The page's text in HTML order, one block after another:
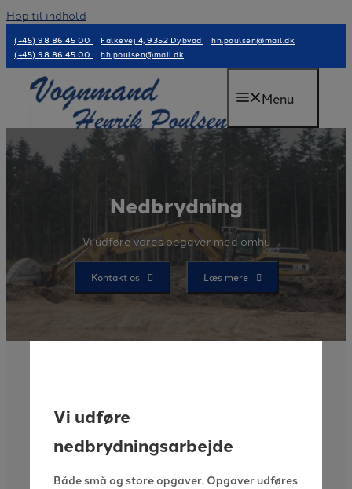
Hop til indhold
(+45) 98 86 45 00 Falkevej 4, 9352 Dybvad
hh.poulsen@mail.dk
(+45) 98 86 45 00
hh.poulsen@mail.dk
Menu
Nedbrydning
Vi udføre vores opgaver med omhu
Kontakt os Læs mere
Vi udføre
nedbrydningsarbejde
Både små og store opgaver. Opgaver udføres